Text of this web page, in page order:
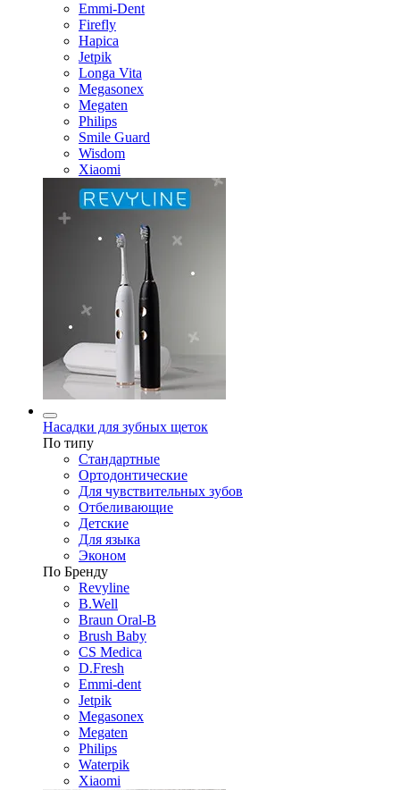
Emmi-Dent
Firefly
Hapica
Jetpik
Longa Vita
Megasonex
Megaten
Philips
Smile Guard
Wisdom
Xiaomi
Насадки для зубных щеток
По типу
Стандартные
Ортодонтические
Для чувствительных зубов
Отбеливающие
Детские
Для языка
Эконом
По Бренду
Revyline
B.Well
Braun Oral-B
Brush Baby
CS Medica
D.Fresh
Emmi-dent
Jetpik
Megasonex
Megaten
Philips
Waterpik
Xiaomi